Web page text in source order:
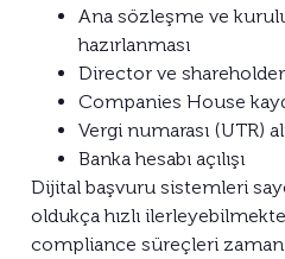
Ana sözleşme ve
hazırlanması
Director ve shareholder
Companies House
Vergi numarası (UTR)
Banka hesabı açılışı
Dijital başvuru sistemleri
oldukça hızlı
compliance süreçleri zaman